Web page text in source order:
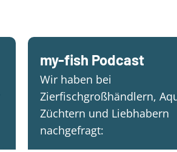
my-fish Podcast
Wir haben bei
Zierfischgroßhändlern,
Züchtern und Liebhabern
nachgefragt: